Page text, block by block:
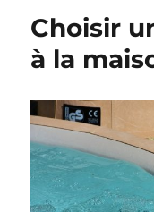
Choisir
à la